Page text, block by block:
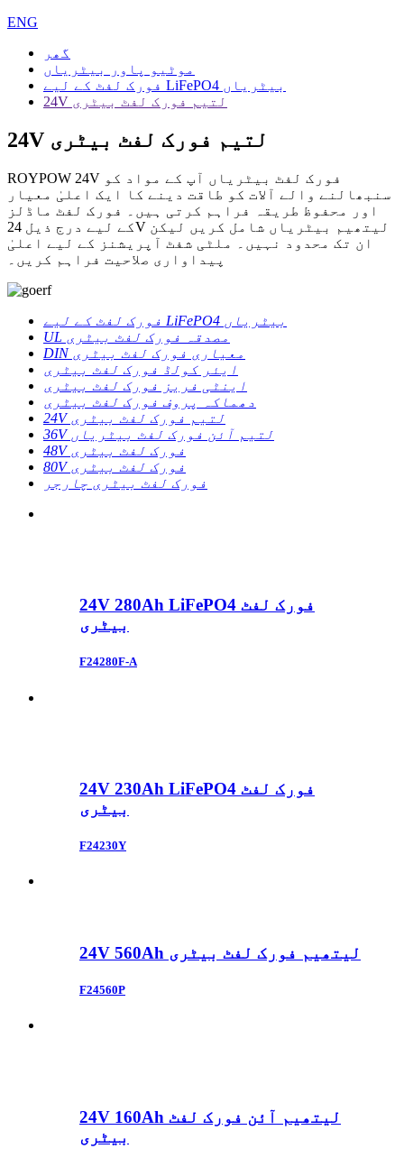
ENG
گھر
موٹیو پاور بیٹریاں
فورک لفٹ کے لیے LiFePO4 بیٹریاں
24V لتیم فورک لفٹ بیٹری
24V لتیم فورک لفٹ بیٹری
ROYPOW 24V فورک لفٹ بیٹریاں آپ کے مواد کو
سنبھالنے والے آلات کو طاقت دینے کا ایک اعلیٰ معیار
اور محفوظ طریقہ فراہم کرتی ہیں۔ فورک لفٹ ماڈلز
کے لیے درج ذیل 24V لیتھیم بیٹریاں شامل کریں لیکن
ان تک محدود نہیں۔ ملٹی شفٹ آپریشنز کے لیے اعلیٰ
پیداواری صلاحیت فراہم کریں۔
فورک لفٹ کے لیے LiFePO4 بیٹریاں
UL مصدقہ فورک لفٹ بیٹری
DIN معیاری فورک لفٹ بیٹری
ایئر کولڈ فورک لفٹ بیٹری
اینٹی فریز فورک لفٹ بیٹری
دھماکہ پروف فورک لفٹ بیٹری
24V لتیم فورک لفٹ بیٹری
36V لتیم آئن فورک لفٹ بیٹریاں
48V فورک لفٹ بیٹری
80V فورک لفٹ بیٹری
فورک لفٹ بیٹری چارجر
24V 280Ah LiFePO4 فورک لفٹ
بیٹری
F24280F-A
24V 230Ah LiFePO4 فورک لفٹ
بیٹری
F24230Y
24V 560Ah لیتھیم فورک لفٹ بیٹری
F24560P
24V 160Ah لیتھیم آئن فورک لفٹ
بیٹری